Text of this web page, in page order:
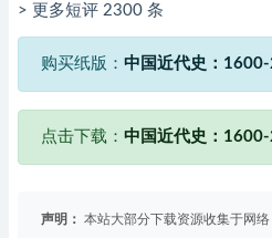
> 更多短评 2300 条
购买纸版： 中国近代史：
点击下载： 中国近代史：
声明： 本站大部分下载资源收集于网